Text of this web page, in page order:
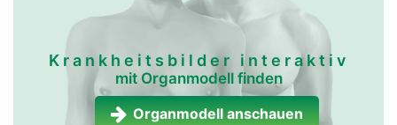
Krankheitsbilder interaktiv
mit Organmodell finden
Organmodell anschauen